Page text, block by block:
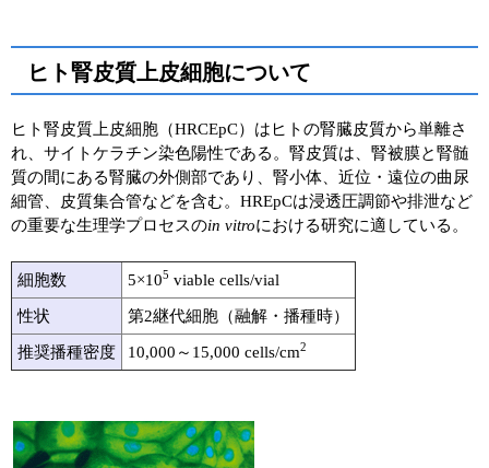
ヒト腎皮質上皮細胞について
ヒト腎皮質上皮細胞（HRCEpC）はヒトの腎臓皮質から単離さ
れ、サイトケラチン染色陽性である。腎皮質は、腎被膜と腎髄
質の間にある腎臓の外側部であり、腎小体、近位・遠位の曲尿
細管、皮質集合管などを含む。HREpCは浸透圧調節や排泄など
の重要な生理学プロセスのin vitroにおける研究に適している。
細胞数 5×105 viable cells/vial
性状 第2継代細胞（融解・播種時）
推奨播種密度 10,000～15,000 cells/cm2